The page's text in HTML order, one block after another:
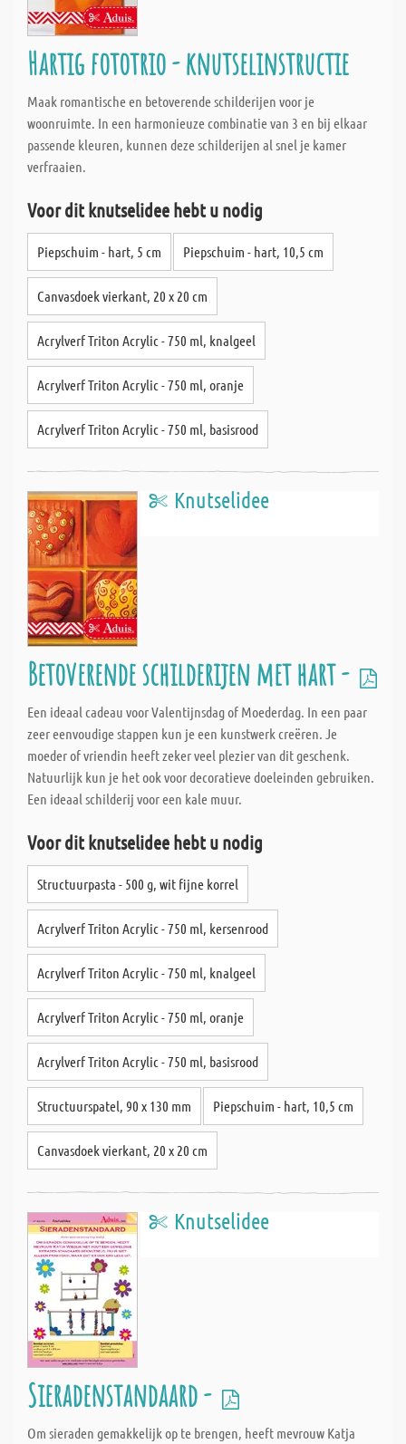
Hartig fototrio - knutselinstructie
Maak romantische en betoverende schilderijen voor je
woonruimte. In een harmonieuze combinatie van 3 en bij elkaar
passende kleuren, kunnen deze schilderijen al snel je kamer
verfraaien.
Voor dit knutselidee hebt u nodig
Piepschuim - hart, 5 cm Piepschuim - hart, 10,5 cm
Canvasdoek vierkant, 20 x 20 cm
Acrylverf Triton Acrylic - 750 ml, knalgeel
Acrylverf Triton Acrylic - 750 ml, oranje
Acrylverf Triton Acrylic - 750 ml, basisrood
Knutselidee
Betoverende schilderijen met hart -
Een ideaal cadeau voor Valentijnsdag of Moederdag. In een paar
zeer eenvoudige stappen kun je een kunstwerk creëren. Je
moeder of vriendin heeft zeker veel plezier van dit geschenk.
Natuurlijk kun je het ook voor decoratieve doeleinden gebruiken.
Een ideaal schilderij voor een kale muur.
Voor dit knutselidee hebt u nodig
Structuurpasta - 500 g, wit fijne korrel
Acrylverf Triton Acrylic - 750 ml, kersenrood
Acrylverf Triton Acrylic - 750 ml, knalgeel
Acrylverf Triton Acrylic - 750 ml, oranje
Acrylverf Triton Acrylic - 750 ml, basisrood
Structuurspatel, 90 x 130 mm Piepschuim - hart, 10,5 cm
Canvasdoek vierkant, 20 x 20 cm
Knutselidee
Sieradenstandaard -
Om sieraden gemakkelijk op te brengen, heeft mevrouw Katja